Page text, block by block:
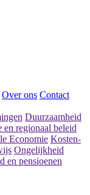
Over ons Contact
Duurzaamheid
en regionaal beleid
Economie Kosten-
Ongelijkheid
en pensioenen